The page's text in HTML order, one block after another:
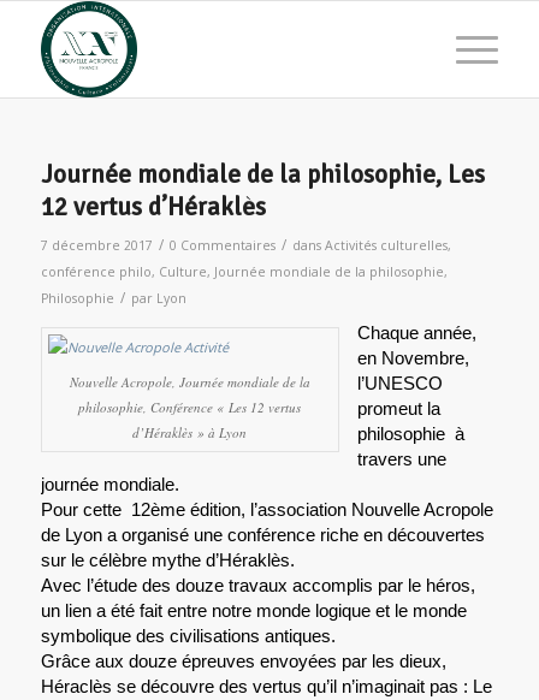
Journée mondiale de la philosophie, Les
12 vertus d’Héraklès
7 décembre 2017 / 0 Commentaires / dans Activités culturelles,
conférence philo, Culture, Journée mondiale de la philosophie,
Philosophie / par Lyon
Nouvelle Acropole, Journée mondiale de la
philosophie, Conférence « Les 12 vertus
d’Héraklès » à Lyon
Chaque année,
en Novembre,
l’UNESCO
promeut la
philosophie à
travers une
journée mondiale.
Pour cette 12ème édition, l’association Nouvelle Acropole
de Lyon a organisé une conférence riche en découvertes
sur le célèbre mythe d’Héraklès.
Avec l’étude des douze travaux accomplis par le héros,
un lien a été fait entre notre monde logique et le monde
symbolique des civilisations antiques.
Grâce aux douze épreuves envoyées par les dieux,
Héraclès se découvre des vertus qu’il n’imaginait pas : Le